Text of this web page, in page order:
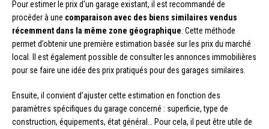
Pour estimer le prix d’un garage existant, il est recommandé de
procéder à une comparaison avec des biens similaires vendus
récemment dans la même zone géographique . Cette méthode
permet d’obtenir une première estimation basée sur les prix du marché
local. Il est également possible de consulter les annonces immobilières
pour se faire une idée des prix pratiqués pour des garages similaires.
Ensuite, il convient d’ajuster cette estimation en fonction des
paramètres spécifiques du garage concerné : superficie, type de
construction, équipements, état général… Pour cela, il peut être utile de